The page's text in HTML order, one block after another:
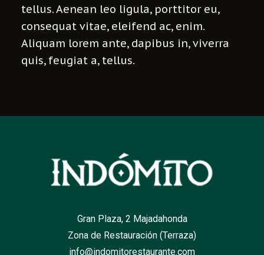
tellus. Aenean leo ligula, porttitor eu,
consequat vitae, eleifend ac, enim.
Aliquam lorem ante, dapibus in, viverra
quis, feugiat a, tellus.
Gran Plaza, 2 Majadahonda
Zona de Restauración (Terraza)
info@indomitorestaurante.com